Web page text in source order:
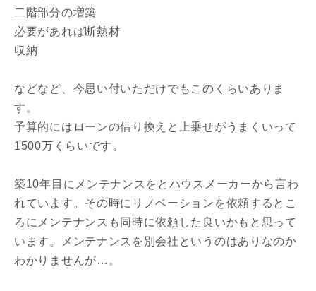
二階部分の増築
必要があれば断熱材
収納
などなど、今思い付いただけでもこのくらいありま
す。
予算的にはローンの借り換えと上乗せがうまくいって
1500万くらいです。
築10年目にメンテナンスをとハウスメーカーから言わ
れています。その時にリノベーションを依頼するとこ
ろにメンテナンスも同時に依頼した良いかもと思って
います。メンテナンスを別会社というのはありなのか
わかりませんが…。